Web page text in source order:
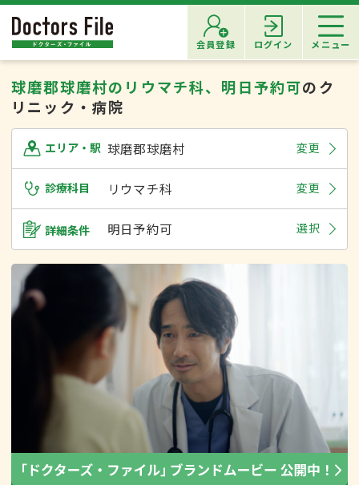
会員登録 ログイン メニュー
球磨郡球磨村のリウマチ科、明日予約可のク
リニック・病院
エリア・駅 球磨郡球磨村 変更
診療科目 リウマチ科 変更
詳細条件 明日予約可 選択